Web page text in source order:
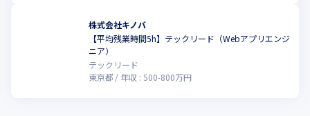
株式会社キノバ
【平均残業時間5h】テックリード（Webアプリエンジ
ニア）
テックリード
東京都
年収 : 500-800万円